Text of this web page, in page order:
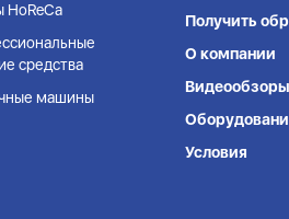
HoReCa
средства
машины
Получить
О компании
Видеообзоры
Условия